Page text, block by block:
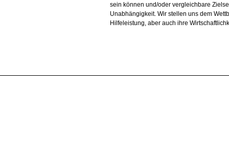
sein können und/oder vergleichbare
Unabhängigkeit. Wir stellen uns dem
Hilfeleistung, aber auch ihre